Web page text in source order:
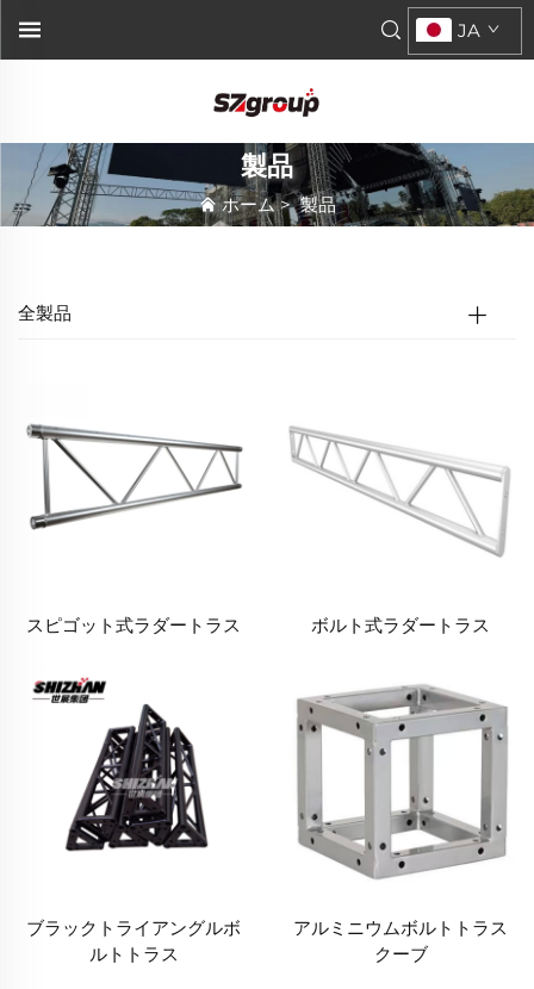
JA
製品
ホーム>製品
全製品
スピゴット式ラダートラス ボルト式ラダートラス
ブラックトライアングルボ
ルトトラス
アルミニウムボルトトラス
クーブ